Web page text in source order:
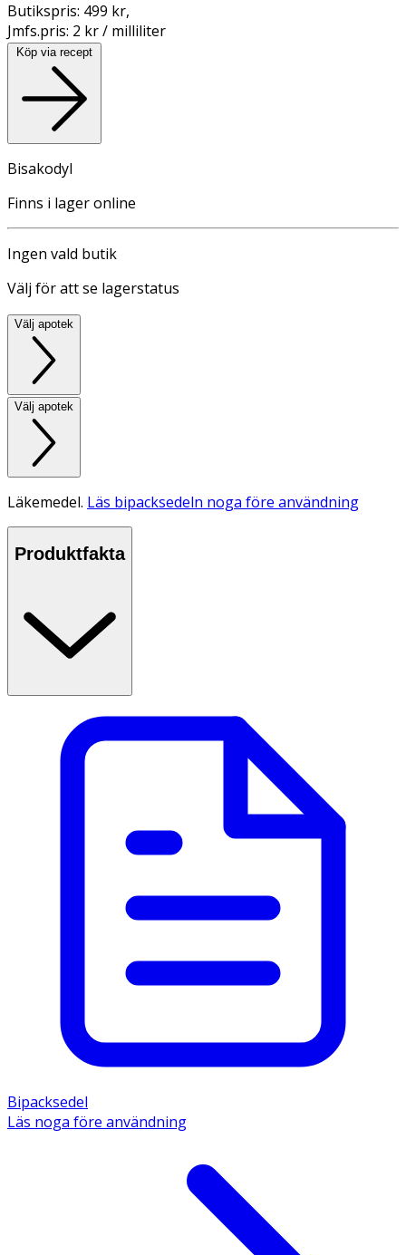
Butikspris: 499 kr,
Jmfs.pris: 2 kr / milliliter
Köp via recept
Bisakodyl
Finns i lager online
Ingen vald butik
Välj för att se lagerstatus
Välj apotek
Välj apotek
Läkemedel. Läs bipacksedeln noga före användning
Produktfakta
Bipacksedel
Läs noga före användning